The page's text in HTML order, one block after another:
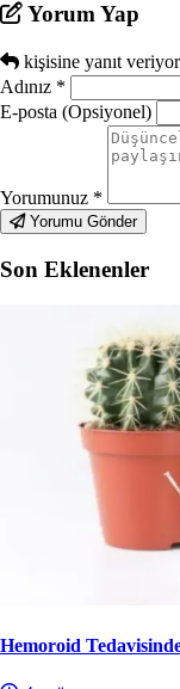
Yorum Yap
kişisine yanıt
Adınız *
E-posta (Opsiyonel)
Yorumunuz *
Yorumu Gönder
Son Eklenenler
Hemoroid